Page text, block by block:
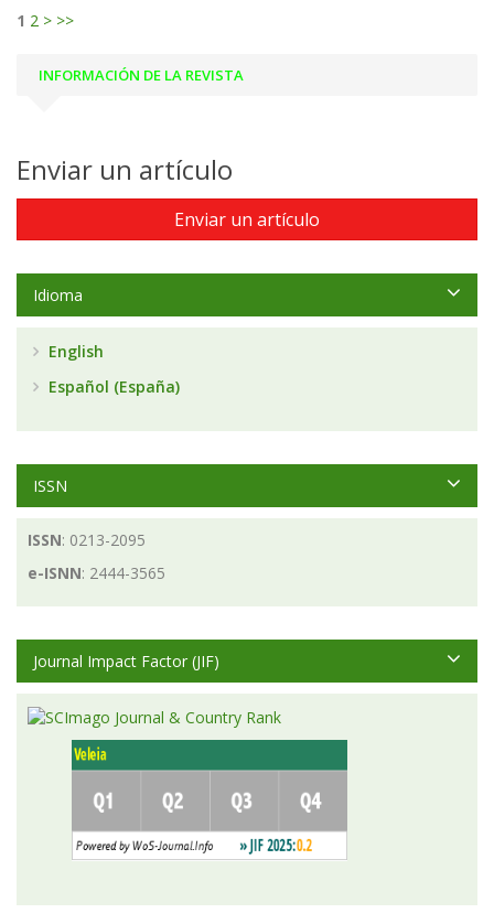
1 2 > >>
INFORMACIÓN DE LA REVISTA
Enviar un artículo
Enviar un artículo
Idioma
English
Español (España)
ISSN
ISSN: 0213-2095
e-ISNN: 2444-3565
Journal Impact Factor (JIF)